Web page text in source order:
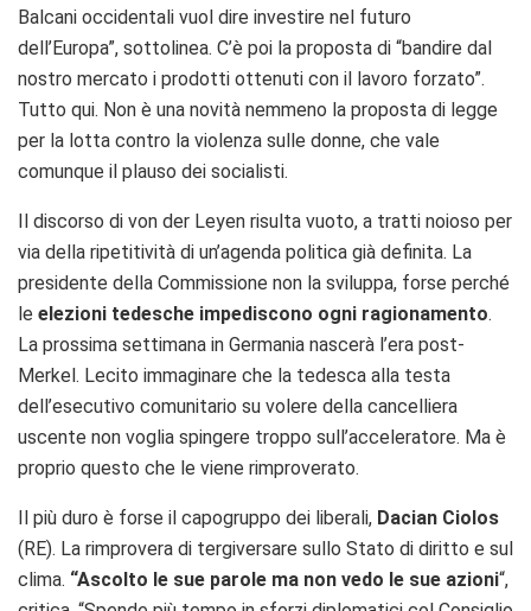
Balcani occidentali vuol dire investire nel futuro
dell’Europa”, sottolinea. C’è poi la proposta di “bandire dal
nostro mercato i prodotti ottenuti con il lavoro forzato”.
Tutto qui. Non è una novità nemmeno la proposta di legge
per la lotta contro la violenza sulle donne, che vale
comunque il plauso dei socialisti.
Il discorso di von der Leyen risulta vuoto, a tratti noioso per
via della ripetitività di un’agenda politica già definita. La
presidente della Commissione non la sviluppa, forse perché
le elezioni tedesche impediscono ogni ragionamento.
La prossima settimana in Germania nascerà l’era post-
Merkel. Lecito immaginare che la tedesca alla testa
dell’esecutivo comunitario su volere della cancelliera
uscente non voglia spingere troppo sull’acceleratore. Ma è
proprio questo che le viene rimproverato.
Il più duro è forse il capogruppo dei liberali, Dacian Ciolos
(RE). La rimprovera di tergiversare sullo Stato di diritto e sul
clima. “Ascolto le sue parole ma non vedo le sue azioni“,